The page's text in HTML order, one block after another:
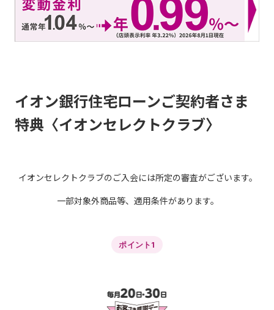
イオン銀行住宅ローンご契約者さま
特典〈イオンセレクトクラブ〉
イオンセレクトクラブのご入会には所定の審査がございます。
一部対象外商品等、適用条件があります。
ポイント1